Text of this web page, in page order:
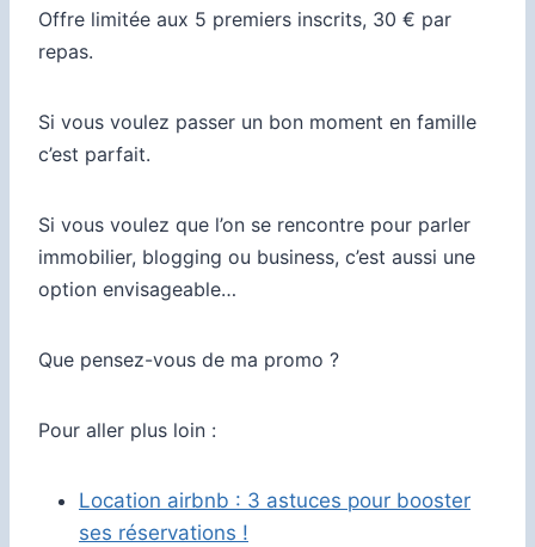
Offre limitée aux 5 premiers inscrits, 30 € par
repas.
Si vous voulez passer un bon moment en famille
c’est parfait.
Si vous voulez que l’on se rencontre pour parler
immobilier, blogging ou business, c’est aussi une
option envisageable…
Que pensez-vous de ma promo ?
Pour aller plus loin :
Location airbnb : 3 astuces pour booster
ses réservations !